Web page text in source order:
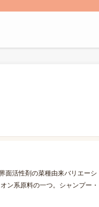
面活性剤の菜種由来バリエーシ
ン系原料の一つ。シャンプー・